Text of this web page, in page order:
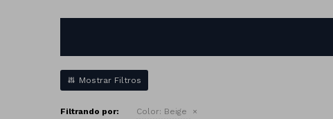
Filtrando por: Color: Beige